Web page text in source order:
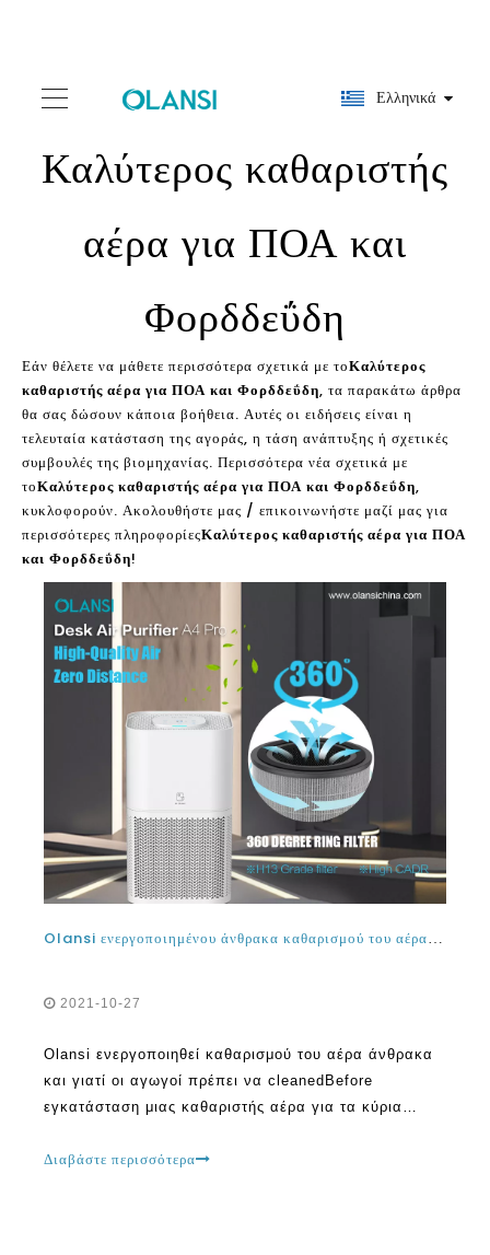
Ελληνικά
Καλύτερος καθαριστής
αέρα για ΠΟΑ και
Φορδδεΰδη
Εάν θέλετε να μάθετε περισσότερα σχετικά με τοΚαλύτερος
καθαριστής αέρα για ΠΟΑ και Φορδδεΰδη, τα παρακάτω άρθρα
θα σας δώσουν κάποια βοήθεια. Αυτές οι ειδήσεις είναι η
τελευταία κατάσταση της αγοράς, η τάση ανάπτυξης ή σχετικές
συμβουλές της βιομηχανίας. Περισσότερα νέα σχετικά με
τοΚαλύτερος καθαριστής αέρα για ΠΟΑ και Φορδδεΰδη,
κυκλοφορούν. Ακολουθήστε μας / επικοινωνήστε μαζί μας για
περισσότερες πληροφορίεςΚαλύτερος καθαριστής αέρα για ΠΟΑ
και Φορδδεΰδη!
Olansi ενεργοποιημένου άνθρακα καθαρισμού του αέρα και γιατί αγωγοί πρέπει να καθαρίζονται
2021-10-27
Olansi ενεργοποιηθεί καθαρισμού του αέρα άνθρακα
και γιατί οι αγωγοί πρέπει να cleanedBefore
εγκατάσταση μιας καθαριστής αέρα για τα κύρια
αεραγωγούς καθαριστεί. Αυτό πρέπει να γίνει
Διαβάστε περισσότερα